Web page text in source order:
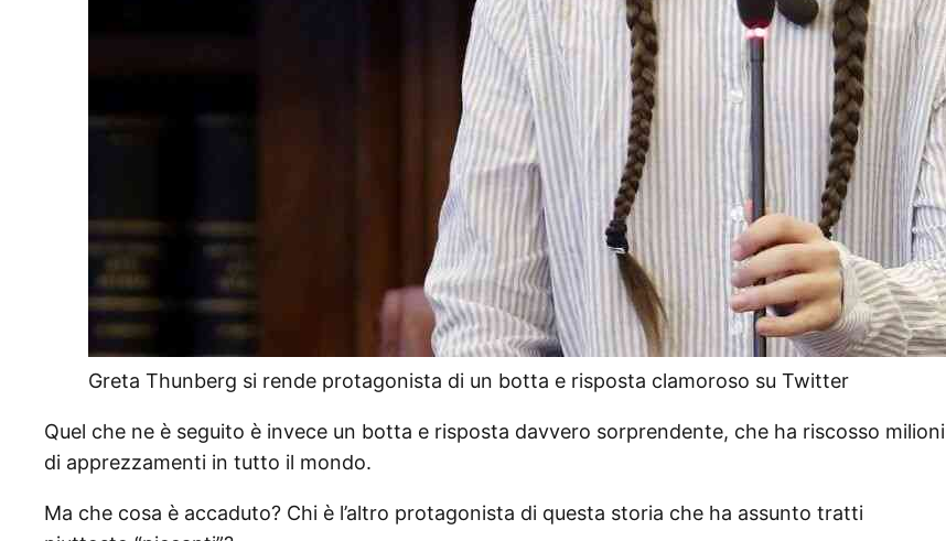
Greta Thunberg si rende protagonista di un botta e risposta clamoroso su Twitter
Quel che ne è seguito è invece un botta e risposta davvero sorprendente, che ha riscosso milioni
di apprezzamenti in tutto il mondo.
Ma che cosa è accaduto? Chi è l’altro protagonista di questa storia che ha assunto tratti